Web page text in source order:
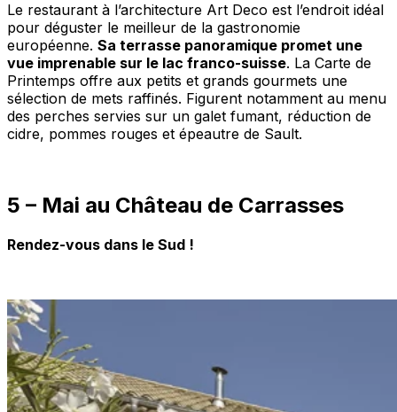
Le restaurant à l’architecture Art Deco est l’endroit idéal
pour déguster le meilleur de la gastronomie
européenne. Sa terrasse panoramique promet une
vue imprenable sur le lac franco-suisse. La Carte de
Printemps offre aux petits et grands gourmets une
sélection de mets raffinés. Figurent notamment au menu
des perches servies sur un galet fumant, réduction de
cidre, pommes rouges et épeautre de Sault.
5 – Mai au Château de Carrasses
Rendez-vous dans le Sud !